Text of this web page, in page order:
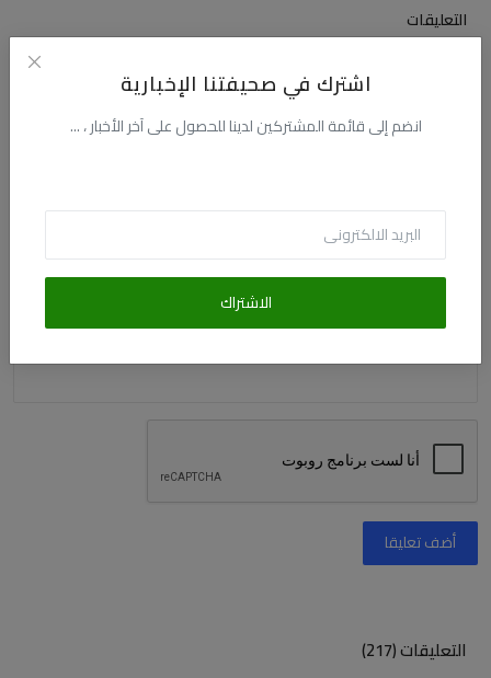
اشترك في صحيفتنا الإخبارية
انضم إلى قائمة المشتركين لدينا للحصول على آخر الأخبار ، ...
الاشتراك
التعليقات
التعليق
أضف تعليقا
التعليقات (217)